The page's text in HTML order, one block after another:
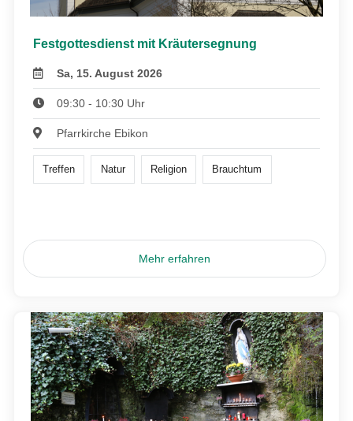
Festgottesdienst mit Kräutersegnung
Sa, 15. August 2026
09:30 - 10:30 Uhr
Pfarrkirche Ebikon
Treffen Natur Religion Brauchtum
Mehr erfahren